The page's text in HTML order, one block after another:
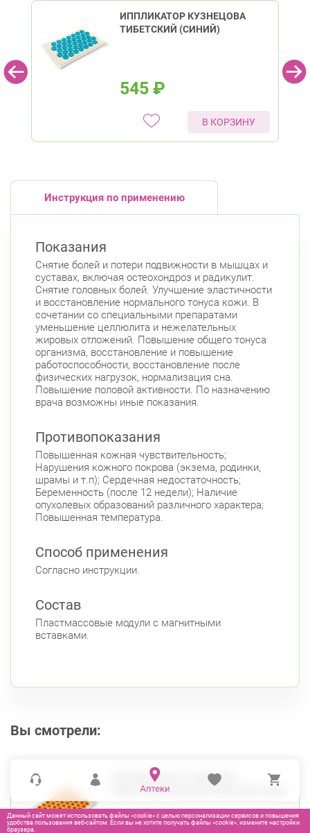
ИППЛИКАТОР КУЗНЕЦОВА
ТИБЕТСКИЙ (СИНИЙ)
545 ₽
В КОРЗИНУ
Инструкция по применению
Показания
Снятие болей и потери подвижности в мышцах и
суставах, включая остеохондроз и радикулит.
Снятие головных болей. Улучшение эластичности
и восстановление нормального тонуса кожи. В
сочетании со специальными препаратами
уменьшение целлюлита и нежелательных
жировых отложений. Повышение общего тонуса
организма, восстановление и повышение
работоспособности, восстановление после
физических нагрузок, нормализация сна.
Повышение половой активности. По назначению
врача возможны иные показания.
Противопоказания
Повышенная кожная чувствительность;
Нарушения кожного покрова (экзема, родинки,
шрамы и т.п); Сердечная недостаточность;
Беременность (после 12 недели); Наличие
опухолевых образований различного характера;
Повышенная температура.
Способ применения
Согласно инструкции.
Состав
Пластмассовые модули с магнитными
вставками.
Вы смотрели:
ИППЛИКАТОР КУЗНЕЦОВА
ТИБЕТСКИЙ МАГНИТНЫЙ (ЖЕЛТЫЙ)
Данный сайт может использовать файлы «cookie» с целью персонализации сервисов и повышения
удобства пользования веб-сайтом. Если вы не хотите получать файлы «cookie», измените настройки
браузера.